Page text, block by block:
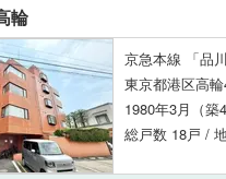
輪
京急本線 「品
東京都港区高輪
1980年3月（築
総戸数 18戸 /
当物件0
東村山市(4)
福生市( 2)
当物件0
当物件0
都営新宿線(
その他 つくばエクス
当物件0
当物件0
階下に住戸
構造・規模・施
当物件0